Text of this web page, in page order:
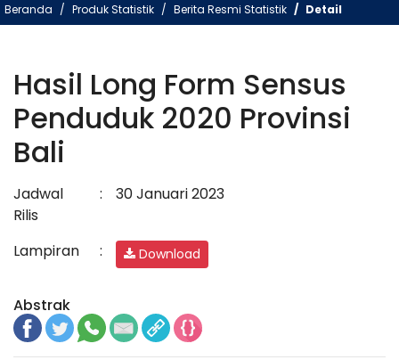
Beranda Produk Statistik Berita Resmi Statistik Detail
Hasil Long Form Sensus
Penduduk 2020 Provinsi
Bali
Jadwal
Rilis
: 30 Januari 2023
Lampiran : Download
Abstrak